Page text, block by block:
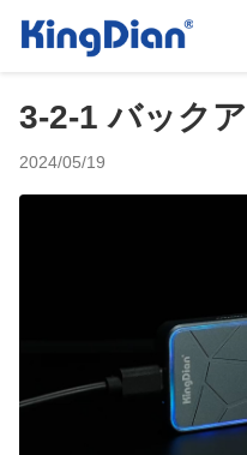
3-2-1 バック
2024/05/19